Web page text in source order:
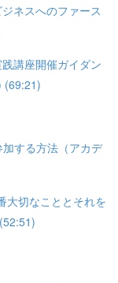
ネスへのファース
講座開催ガイダン
(69:21)
する方法（アカデ
大切なこととそれを